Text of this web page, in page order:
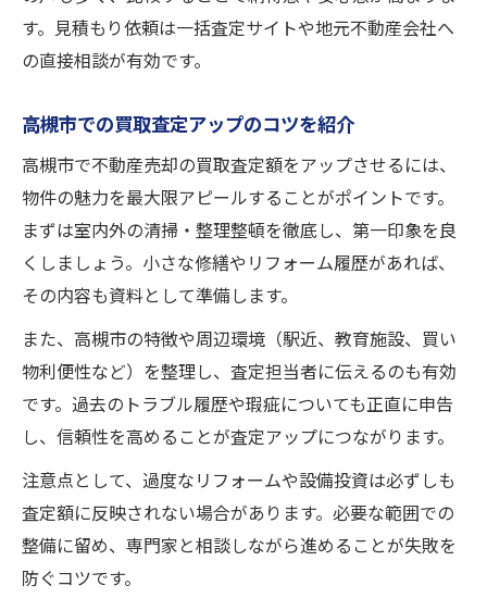
す。見積もり依頼は一括査定サイトや地元不動産会社へ
の直接相談が有効です。
高槻市での買取査定アップのコツを紹介
高槻市で不動産売却の買取査定額をアップさせるには、
物件の魅力を最大限アピールすることがポイントです。
まずは室内外の清掃・整理整頓を徹底し、第一印象を良
くしましょう。小さな修繕やリフォーム履歴があれば、
その内容も資料として準備します。
また、高槻市の特徴や周辺環境（駅近、教育施設、買い
物利便性など）を整理し、査定担当者に伝えるのも有効
です。過去のトラブル履歴や瑕疵についても正直に申告
し、信頼性を高めることが査定アップにつながります。
注意点として、過度なリフォームや設備投資は必ずしも
査定額に反映されない場合があります。必要な範囲での
整備に留め、専門家と相談しながら進めることが失敗を
防ぐコツです。